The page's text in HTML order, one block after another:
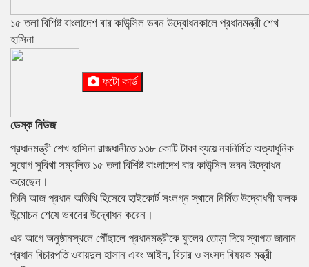
১৫ তলা বিশিষ্ট বাংলাদেশ বার কাউন্সিল ভবন উদ্বোধনকালে প্রধানমন্ত্রী শেখ
হাসিনা
ফটো কার্ড
ডেস্ক নিউজ
প্রধানমন্ত্রী শেখ হাসিনা রাজধানীতে ১৩৮ কোটি টাকা ব্যয়ে নবনির্মিত অত্যাধুনিক
সুযোগ সুবিথা সম্বলিত ১৫ তলা বিশিষ্ট বাংলাদেশ বার কাউন্সিল ভবন উদ্বোধন
করেছেন।
তিনি আজ প্রধান অতিথি হিসেবে হাইকোর্ট সংলগ্ন স্থানে নির্মিত উদ্বোধনী ফলক
উন্মোচন শেষে ভবনের উদ্বোধন করেন।
এর আগে অনুষ্ঠানস্থলে পৌঁছালে প্রধানমন্ত্রীকে ফুলের তোড়া দিয়ে স্বাগত জানান
প্রধান বিচারপতি ওবায়দুল হাসান এবং আইন, বিচার ও সংসদ বিষয়ক মন্ত্রী